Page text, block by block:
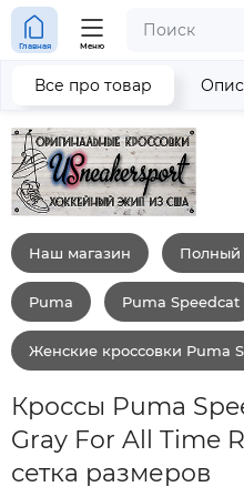
Главная Меню
Наш магазин Полный
Puma Puma Speedcat
Женские кроссовки Puma
Кроссы Puma
Gray For All Time
сетка размеров
Все про товар